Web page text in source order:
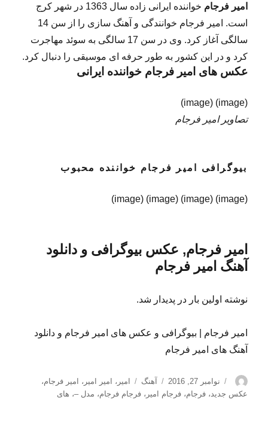
امیر فرجام
خواننده ایرانی زاده سال 1363 در شهر کرج
است. امیر فرجام خوانندگی و آهنگ سازی را از سن 14
سالگی آغاز کرد. وی در سن 17 سالگی به سوئد مهاجرت
کرد و در این کشور به طور حرفه ای موسیقی را دنبال کرد.
عکس های امیر فرجام خواننده ایرانی
(image) (image)
تصاویر امیر فرجام
بیوگرافی امیر فرجام خواننده محبوب
(image) (image) (image) (image)
امیر فرجام, عکس بیوگرافی و دانلود
آهنگ امیر فرجام
نوشته اولین بار در پدیدار شد.
امیر فرجام | بیوگرافی و عکس های امیر فرجام و دانلود
آهنگ های امیر فرجام
نویسنده
ارسال
شده
نوامبر 27, 2016 دسته‌ها
آهنگ برچسب‌ها
امیر ، امیر امیر ، امیر فرجام،
عکس جدید ،فرجام،فرجام امیر ،فرجام فرجام، مدل –، های